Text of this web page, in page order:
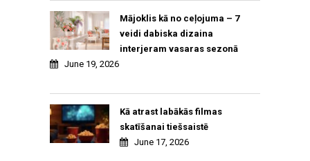
Mājoklis kā no ceļojuma – 7
veidi dabiska dizaina
interjeram vasaras sezonā
June 19, 2026
Kā atrast labākās filmas
skatīšanai tiešsaistē
June 17, 2026